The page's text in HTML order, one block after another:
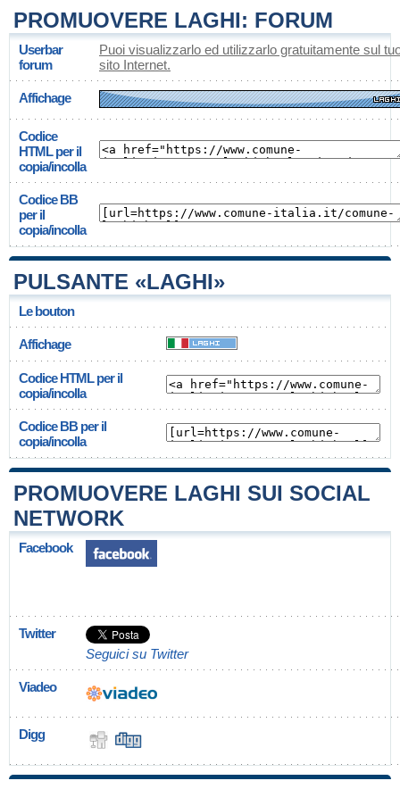
PROMUOVERE LAGHI: FORUM
Userbar
forum
Puoi visualizzarlo ed utilizzarlo gratuitamente sul
sito Internet.
Affichage
Codice
HTML per il
copia/incolla
Codice BB
per il
copia/incolla
PULSANTE «LAGHI»
Le bouton
Affichage
Codice HTML per il
copia/incolla
Codice BB per il
copia/incolla
PROMUOVERE LAGHI SUI SOCIAL
NETWORK
Facebook
Twitter
Seguici su Twitter
Viadeo
Digg